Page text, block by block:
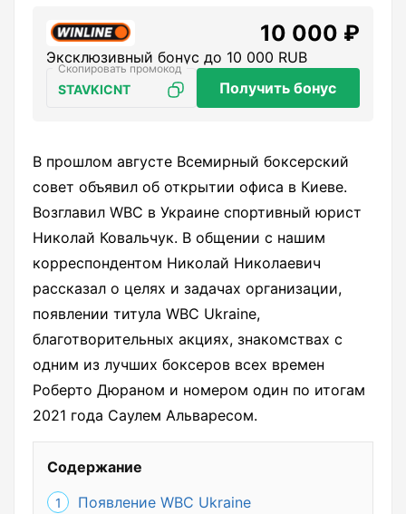
10 000 ₽
Эксклюзивный бонус до 10 000 RUB
STAVKICNT Получить бонус
В прошлом августе Всемирный боксерский
совет объявил об открытии офиса в Киеве.
Возглавил WBC в Украине спортивный юрист
Николай Ковальчук. В общении с нашим
корреспондентом Николай Николаевич
рассказал о целях и задачах организации,
появлении титула WBC Ukraine,
благотворительных акциях, знакомствах с
одним из лучших боксеров всех времен
Роберто Дюраном и номером один по итогам
2021 года Саулем Альваресом.
Содержание
Появление WBC Ukraine